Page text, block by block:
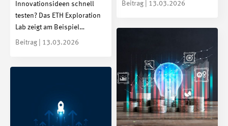
Beitrag | 13.03.2026
Innovationsideen schnell
testen? Das ETH Exploration
Lab zeigt am Beispiel…
Beitrag | 13.03.2026